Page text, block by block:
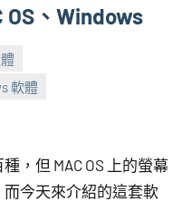
OS、Windows
軟體
，但 MAC OS 上的螢幕
今天來介紹的這套軟